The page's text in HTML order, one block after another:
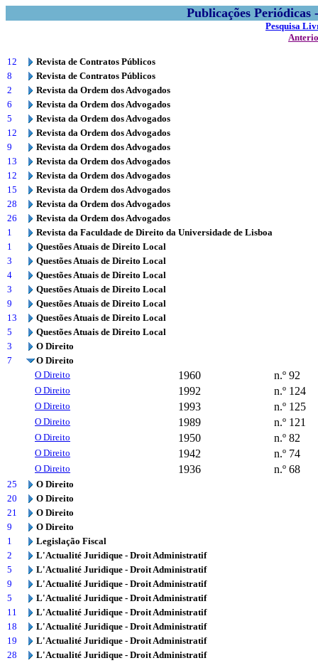
Publicações
Pesquisa
12
Revista de Contratos Públicos
8
Revista de Contratos Públicos
2
Revista da Ordem dos Advogados
6
Revista da Ordem dos Advogados
5
Revista da Ordem dos Advogados
12
Revista da Ordem dos Advogados
9
Revista da Ordem dos Advogados
13
Revista da Ordem dos Advogados
12
Revista da Ordem dos Advogados
15
Revista da Ordem dos Advogados
28
Revista da Ordem dos Advogados
26
Revista da Ordem dos Advogados
1
Revista da Faculdade de Direito da Universidade de Lisboa
1
Questões Atuais de Direito Local
3
Questões Atuais de Direito Local
4
Questões Atuais de Direito Local
3
Questões Atuais de Direito Local
9
Questões Atuais de Direito Local
13
Questões Atuais de Direito Local
5
Questões Atuais de Direito Local
3
O Direito
7
O Direito
O Direito
1960 n.º 92
O Direito 1992 n.º 124
O Direito 1993 n.º 125
O Direito 1989 n.º 121
O Direito 1950 n.º 82
O Direito 1942 n.º 74
O Direito 1936 n.º 68
25
O Direito
20
O Direito
21
O Direito
9
O Direito
1
Legislação Fiscal
2
L'Actualité Juridique - Droit Administratif
5
L'Actualité Juridique - Droit Administratif
9
L'Actualité Juridique - Droit Administratif
5
L'Actualité Juridique - Droit Administratif
11
L'Actualité Juridique - Droit Administratif
18
L'Actualité Juridique - Droit Administratif
19
L'Actualité Juridique - Droit Administratif
28
L'Actualité Juridique - Droit Administratif